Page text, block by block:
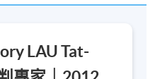
LAU Tat-